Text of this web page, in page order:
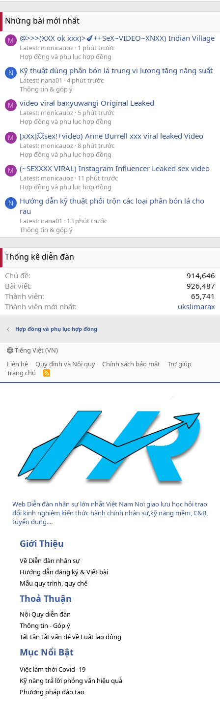
Những bài mới nhất
M @>>>(XXX ok xxx)>🍆++SeX~VIDEO~XNXX) Indian Village
Latest: monicauoz 1 phút trước
Hợp đồng và phụ lục hợp đồng
N Kỹ thuật dùng phân bón lá trung vi lượng tăng năng suất
Latest: nana01
4 phút trước
Thông tin & góp ý
M video viral banyuwangi Original Leaked
Latest: monicauoz 5 phút trước
Hợp đồng và phụ lục hợp đồng
M [xXx]💥️sex!+video) Anne Burrell xxx viral leaked Video
Latest: monicauoz 8 phút trước
Hợp đồng và phụ lục hợp đồng
M (~SEXXXX VIRAL) Instagram Influencer Leaked sex video
Latest: monicauoz 11 phút trước
Hợp đồng và phụ lục hợp đồng
N
Hướng dẫn kỹ thuật phối trộn các loại phân bón lá cho
rau
Latest: nana01
13 phút trước
Thông tin & góp ý
Thống kê diễn đàn
Chủ đề
914,646
Bài viết
926,487
Thành viên
65,741
Thành viên mới nhất
ukslimarax
Hợp đồng và phụ lục hợp đồng
Tiếng Việt (VN)
Liên hệ
Quy định và Nội quy Chính sách bảo mật
Trợ giúp
Trang chủ
R
Web Diễn đàn nhân sự lớn nhất Việt Nam Nơi giao lưu học hỏi trao
đổi kinh nghiệm kiến thức hành chính nhân sự,kỹ năng mềm, C&B,
tuyển dụng....
Giới Thiệu
Về Diễn đàn nhân sự
Hướng dẫn đăng ký & Viết bài
Mẫu quy trình, quy chế
Thoả Thuận
Nội Quy diễn đàn
Thông tin - Góp ý
Tất tần tật vấn đề về Luật lao động
Mục Nổi Bật
Việc làm thời Covid- 19
Kỹ năng trả lời phỏng vấn hiệu quả
Phương pháp đào tạo